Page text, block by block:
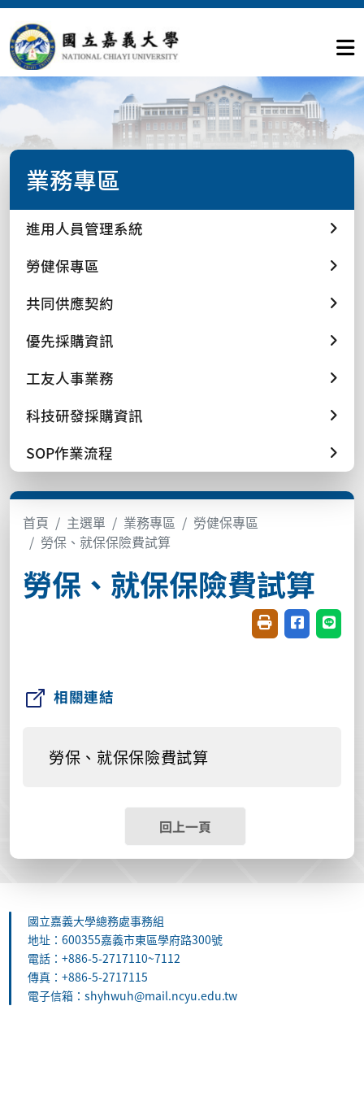
業務專區
進用人員管理系統
勞健保專區
共同供應契約
優先採購資訊
工友人事業務
科技研發採購資訊
SOP作業流程
首頁 主選單 業務專區
勞健保專區
勞保、就保保險費試算
勞保、就保保險費試算
友善列印(開新視
分享至臉書
分享
相關連結
勞保、就保保險費試算
回上一頁
國立嘉義大學總務處事務組
地址：600355嘉義市東區學府路300號
電話：+886-5-2717110~7112
傳真：+886-5-2717115
電子信箱：shyhwuh@mail.ncyu.edu.tw